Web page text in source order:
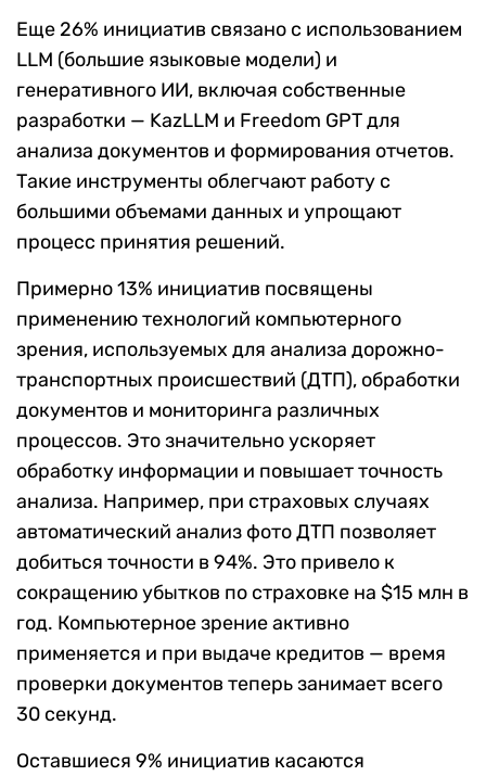
Еще 26% инициатив связано с использованием
LLM (большие языковые модели) и
генеративного ИИ, включая собственные
разработки — KazLLM и Freedom GPT для
анализа документов и формирования отчетов.
Такие инструменты облегчают работу с
большими объемами данных и упрощают
процесс принятия решений.
Примерно 13% инициатив посвящены
применению технологий компьютерного
зрения, используемых для анализа дорожно-
транспортных происшествий (ДТП), обработки
документов и мониторинга различных
процессов. Это значительно ускоряет
обработку информации и повышает точность
анализа. Например, при страховых случаях
автоматический анализ фото ДТП позволяет
добиться точности в 94%. Это привело к
сокращению убытков по страховке на $15 млн в
год. Компьютерное зрение активно
применяется и при выдаче кредитов — время
проверки документов теперь занимает всего
30 секунд.
Оставшиеся 9% инициатив касаются